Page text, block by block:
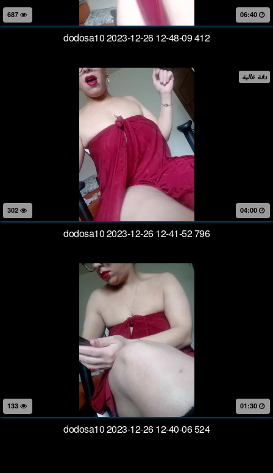
06:40
dodosa10 2023-12-26 12-48-09 412
دقة عالية
04:00
dodosa10 2023-12-26 12-41-52 796
01:30
dodosa10 2023-12-26 12-40-06 524